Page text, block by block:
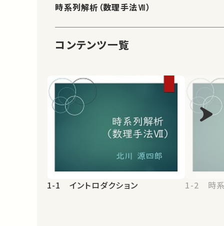
時系列解析（数理手法Ⅶ）
コンテンツ一覧
1-1 イントロダクション 1-2 時系